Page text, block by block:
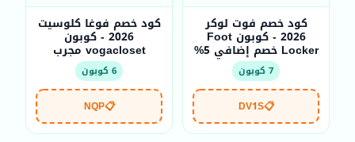
كود خصم فوت لوكر
2026 - كوبون Foot
Locker خصم إضافي 5%
7 كوبون
📋
DV1S
كود خصم فوغا كلوسيت
2026 - كوبون
vogacloset مجرب
6 كوبون
📋
NQP